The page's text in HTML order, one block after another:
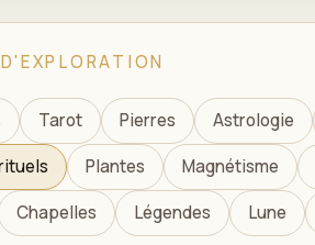
Tarot Pierres Astrologie
Plantes Magnétisme
Chapelles Légendes Lune